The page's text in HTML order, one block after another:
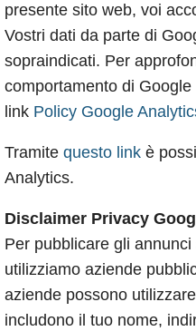
presente sito web, voi
Vostri dati da parte di
sopraindicati. Per
comportamento di
link Policy Google
Tramite questo link è
Analytics.
Disclaimer Privacy
Per pubblicare gli
utilizziamo aziende
aziende possono
includono il tuo nome,